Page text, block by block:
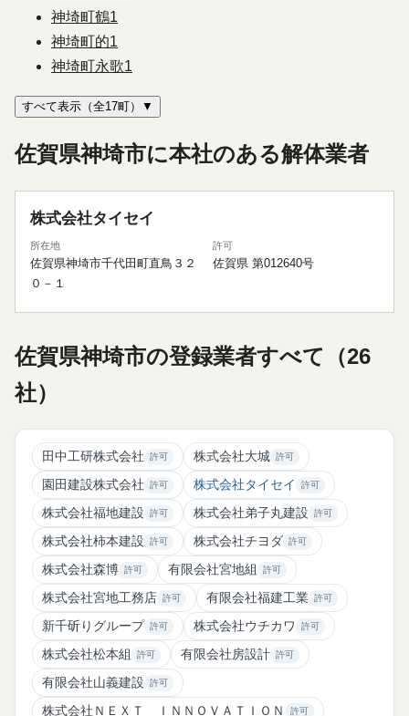
神埼町鶴1
神埼町的1
神埼町永歌1
すべて表示（全17町）▼
佐賀県神埼市に本社のある解体業者
株式会社タイセイ
所在地
佐賀県神埼市千代田町直鳥３２
０－１
許可
佐賀県 第012640号
佐賀県神埼市の登録業者すべて（26
社）
田中工研株式会社 許可 株式会社大城 許可
園田建設株式会社 許可 株式会社タイセイ 許可
株式会社福地建設 許可 株式会社弟子丸建設 許可
株式会社柿本建設 許可 株式会社チヨダ 許可
株式会社森博 許可 有限会社宮地組 許可
株式会社宮地工務店 許可 有限会社福建工業 許可
新千斫りグループ 許可 株式会社ウチカワ 許可
株式会社松本組 許可 有限会社房設計 許可
有限会社山義建設 許可
株式会社ＮＥＸＴ ＩＮＮＯＶＡＴＩＯＮ 許可